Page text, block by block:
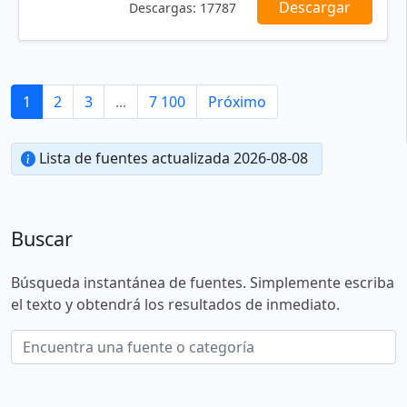
Descargas: 17787 Descargar
1 2 3 ... 7 100 Próximo
Lista de fuentes actualizada 2026-08-08
Buscar
Búsqueda instantánea de fuentes. Simplemente escriba
el texto y obtendrá los resultados de inmediato.